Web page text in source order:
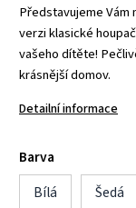
Představujeme Vám
verzi klasické
vašeho dítěte!
krásnější domov.
Detailní informace
Barva
Bílá
Šedá